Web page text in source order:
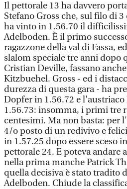
Il pettorale 13 ha davvero
Stefano Gross che, sul filo di
ha vinto in 1.56.70 il
Adelboden. È il primo
ragazzone della val di Fassa,
slalom speciale tre anni dopo
Cristian Deville, fassano
Kitzbuehel. Gross - ed i
durezza di questa gara - ha
Dopfer in 1.56.72 e
1.56.73: insomma, i primi tre
centesimi. Ma non basta: per
4/o posto di un redivivo e
in 1.57.25 dopo essere sceso
pettorale 24. E poteva andare
nella prima manche Patrick
quella decisiva è stato tradito
Adelboden. Chiude la